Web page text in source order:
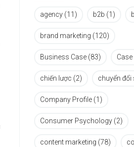
agency (11) b2b (1)
brand marketing (120)
Business Case (83)
chiến lược (2) chuyển đổi
Company Profile (1)
Consumer Psychology (2)
content marketing (78)